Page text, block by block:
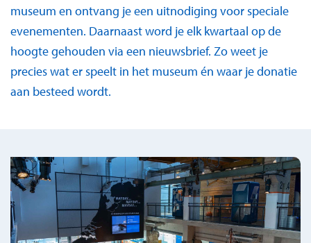
museum en ontvang je een uitnodiging voor speciale
evenementen. Daarnaast word je elk kwartaal op de
hoogte gehouden via een nieuwsbrief. Zo weet je
precies wat er speelt in het museum én waar je donatie
aan besteed wordt.